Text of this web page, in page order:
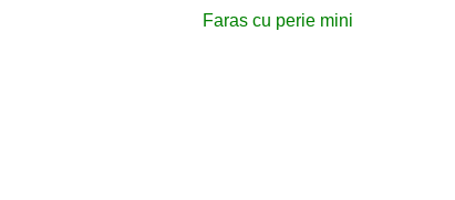
Faras cu perie mini